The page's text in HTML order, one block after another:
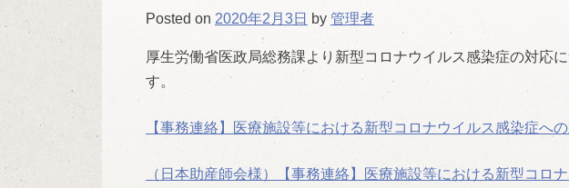
Posted on 2020年2月3日 by 管理者
厚生労働省医政局総務課より新型コロナウイルス感染症の対応
す。
【事務連絡】医療施設等における新型コロナウイルス感染症へ
（日本助産師会様）【事務連絡】医療施設等における新型コロ